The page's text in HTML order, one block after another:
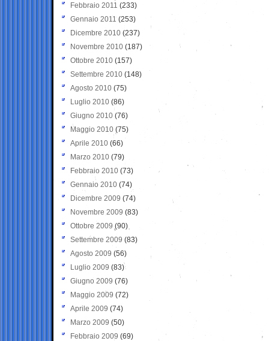
Febbraio 2011 (233)
Gennaio 2011 (253)
Dicembre 2010 (237)
Novembre 2010 (187)
Ottobre 2010 (157)
Settembre 2010 (148)
Agosto 2010 (75)
Luglio 2010 (86)
Giugno 2010 (76)
Maggio 2010 (75)
Aprile 2010 (66)
Marzo 2010 (79)
Febbraio 2010 (73)
Gennaio 2010 (74)
Dicembre 2009 (74)
Novembre 2009 (83)
Ottobre 2009 (90)
Settembre 2009 (83)
Agosto 2009 (56)
Luglio 2009 (83)
Giugno 2009 (76)
Maggio 2009 (72)
Aprile 2009 (74)
Marzo 2009 (50)
Febbraio 2009 (69)